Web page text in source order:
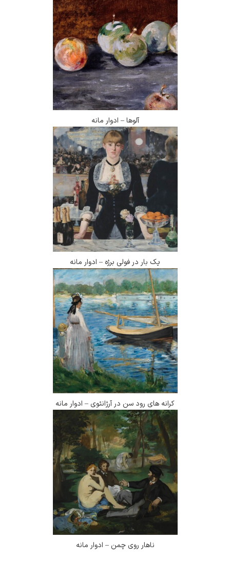
آلوها – ادوار مانه
یک بار در فولی برژه – ادوار مانه
کرانه های رود سن در آرژانتوی – ادوار مانه
ناهار روی چمن – ادوار مانه